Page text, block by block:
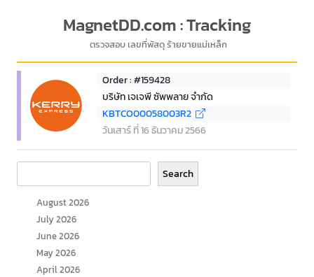
MagnetDD.com : Tracking
ตรวจสอบ เลขที่พัสดุ ร้ายขายแม่เหล็ก
Order : #159428
บริษัท เจเจพี ซัพพลาย จำกัด
KBTCO00058003R2
วันเสาร์ ที่ 16 ธันวาคม 2566
Search
August 2026
July 2026
June 2026
May 2026
April 2026